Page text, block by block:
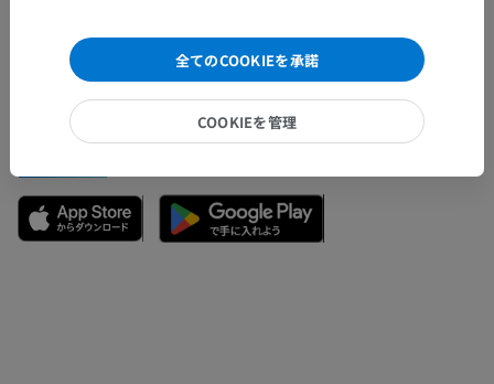
問題を報告
全てのCOOKIEを承諾
COOKIEを管理